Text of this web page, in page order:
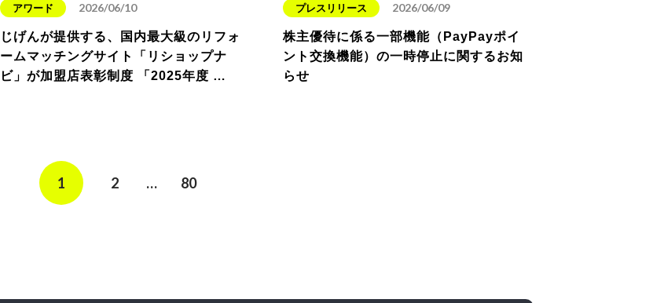
アワード 2026/06/10
じげんが提供する、国内最大級のリフォ
ームマッチングサイト「リショップナ
ビ」が加盟店表彰制度 「2025年度 …
プレスリリース 2026/06/09
株主優待に係る一部機能（PayPayポイ
ント交換機能）の一時停止に関するお知
らせ
1 2 … 80